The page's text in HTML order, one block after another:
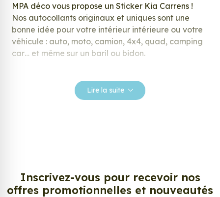
MPA déco vous propose un Sticker Kia Carrens !
Nos autocollants originaux et uniques sont une
bonne idée pour votre intérieur intérieure ou votre
véhicule : auto, moto, camion, 4x4, quad, camping
car… et même sur un baril ou bidon.
répondre à vos attentes, laissez vous inspirer parmi
notre large gamme de stickers.
décorer votre intérieur ou votre véhicule.
Lire la suite
Inscrivez-vous pour recevoir nos
offres promotionnelles et nouveautés